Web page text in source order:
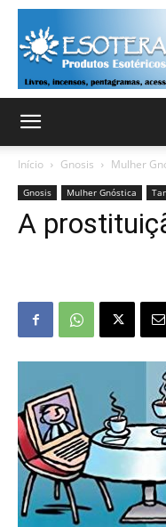
Início Gnosis Mulher
Gnosis Mulher Gnóstica
A